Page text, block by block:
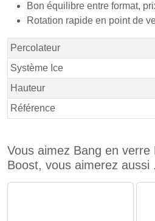
Bon équilibre entre format,
Rotation rapide en point de
Percolateur
Système Ice
Hauteur
Référence
Vous aimez Bang en verre
Boost, vous aimerez aussi